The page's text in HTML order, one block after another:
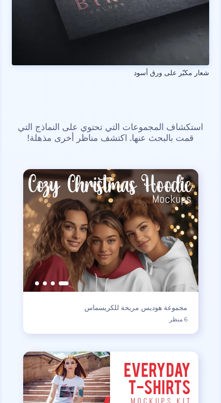
شعار مكبّر على ورق أسود
استكشاف المجموعات التي تحتوي على النماذج التي
قمت بالبحث عنها. اكتشف مناظر أخرى مذهلة!
مجموعة هوديس مريحة للكريسماس
6 منظر